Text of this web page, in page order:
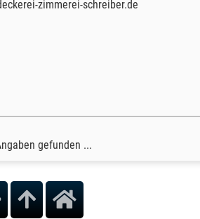
zimmerei-schreiber.de
gefunden ...